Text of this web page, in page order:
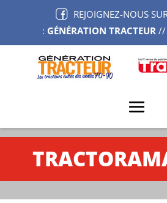
REJOIGNEZ-NOUS
: GÉNÉRATION TRACTEUR//